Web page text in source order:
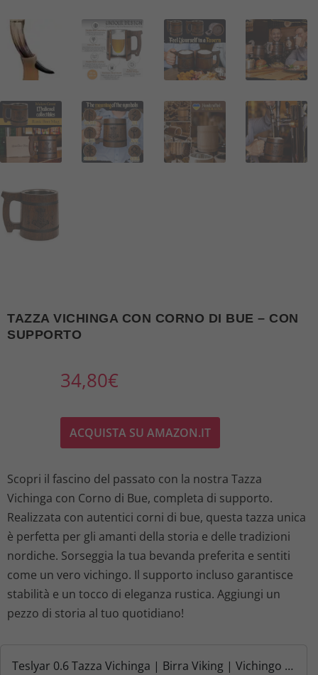
TAZZA VICHINGA CON CORNO DI BUE – CON
SUPPORTO
34,80€
ACQUISTA SU AMAZON.IT
Scopri il fascino del passato con la nostra Tazza
Vichinga con Corno di Bue, completa di supporto.
Realizzata con autentici corni di bue, questa tazza unica
è perfetta per gli amanti della storia e delle tradizioni
nordiche. Sorseggia la tua bevanda preferita e sentiti
come un vero vichingo. Il supporto incluso garantisce
stabilità e un tocco di eleganza rustica. Aggiungi un
pezzo di storia al tuo quotidiano!
Teslyar 0.6 Tazza Vichinga | Birra Viking | Vichingo |